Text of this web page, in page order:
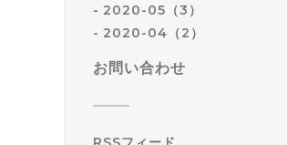
2020-05（3）
2020-04（2）
お問い合わせ